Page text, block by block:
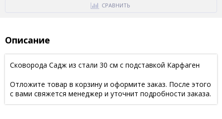
СРАВНИТЬ
Описание
Сковорода Садж из стали 30 см с подставкой Карфаген
Отложите товар в корзину и оформите заказ. После этого
с вами свяжется менеджер и уточнит подробности заказа.